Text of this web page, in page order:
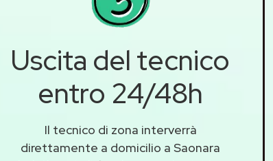
Uscita del tecnico
entro 24/48h
Il tecnico di zona interverrà
direttamente a domicilio a Saonara